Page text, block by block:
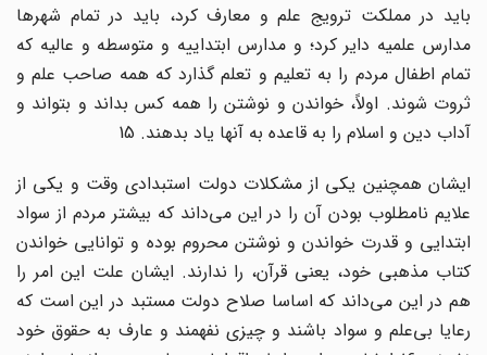
باید در مملکت ترویج علم و معارف کرد، باید در تمام شهرها
مدارس علمیه دایر کرد؛ و مدارس ابتداییه و متوسطه و عالیه که
تمام اطفال مردم را به تعلیم و تعلم گذارد که همه صاحب علم و
ثروت شوند. اولاً، خواندن و نوشتن را همه کس بداند و بتواند و
آداب دین و اسلام را به قاعده به آنها یاد بدهند. 15
ایشان همچنین یکی از مشکلات دولت استبدادی وقت و یکی از
علایم نامطلوب بودن آن را در این می‌داند که بیشتر مردم از سواد
ابتدایی و قدرت خواندن و نوشتن محروم بوده و توانایی خواندن
کتاب مذهبی خود، یعنی قرآن، را ندارند. ایشان علت این امر را
هم در این می‌داند که اساسا صلاح دولت مستبد در این است که
رعایا بی‌علم و سواد باشند و چیزی نفهمند و عارف به حقوق خود